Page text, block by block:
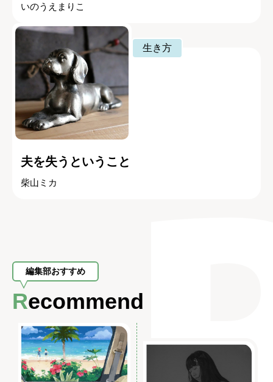
いのうえまりこ
生き方
夫を失うということ
柴山ミカ
編集部おすすめ
Recommend